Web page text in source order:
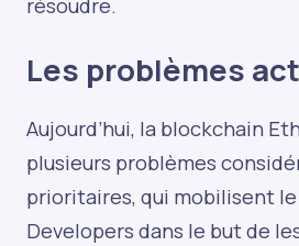
résoudre.
Les problèmes
Aujourd’hui, la blockchain
plusieurs problèmes
prioritaires, qui mobilisent le
Developers dans le but de